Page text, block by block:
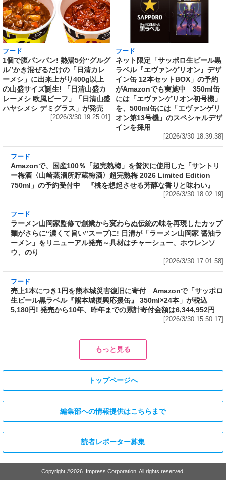
フード
1個で腹パンパン! 熱湯5分“グルグ
ル”かき混ぜるだけの「日清カレ
ーメシ」に出来上がり400g以上
の山盛サイズ誕生! 「日清山盛カ
レーメシ 欧風ビーフ」「日清山盛
ハヤシメシ デミグラス」が発売
[2026/3/30 19:25:01]
フード
ネット限定「サッポロ生ビール黒
ラベル『エヴァンゲリオン』デザ
イン缶 12本セットBOX」の予約
がAmazonでも実施中 350ml缶
には「エヴァンゲリオン初号機」
を、500ml缶には「エヴァンゲリ
オン第13号機」のスペシャルデザ
インを採用
[2026/3/30 18:39:38]
Amazonで、国産100％「超完熟梅」を贅沢に使
用した「サントリー梅酒〈山崎蒸溜所貯蔵梅
酒〉超完熟梅 2026 Limited Edition 750ml」の
予約受付中 『桃を想起させる芳醇な香りと味
わい』
フード
ラーメン山岡家監修で創業から変わらぬ伝統の
ープに! 日清が「ラーメン山岡家 醤油ラーメ
ン」をリニューアル発売～具材はチャーシュ
[2026/3/30 17:01:58]
フード
売上1本につき1円を熊本城災害復旧に寄付
Amazonで「サッポロ生ビール黒ラベル『熊本
城復興応援缶』 350ml×24本」が税込5,180円!
発売から10年、昨年までの累計寄付金額は
6,344,952円
フード
川料理! 日清食品が「カップヌー
ドル 14種のスパイス麻辣湯」を
フード
サガミが「晦日そば」を明日31日
(火)開催～大海老天などの天ぷら